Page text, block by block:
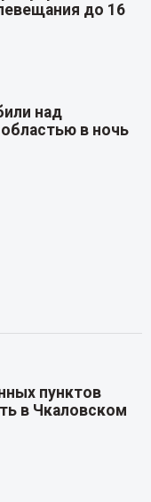
до 16
над
в ночь
пунктов
в Чкаловском